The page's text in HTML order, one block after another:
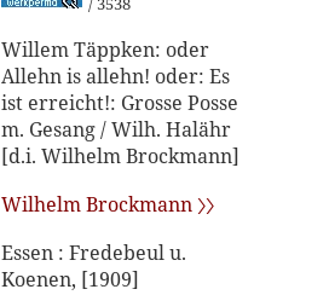
Willem Täppken: oder
Allehn is allehn! oder: Es
ist erreicht!: Grosse Posse
m. Gesang / Wilh. Halähr
[d.i. Wilhelm Brockmann]
Wilhelm Brockmann 〉〉
Essen : Fredebeul u.
Koenen, [1909]